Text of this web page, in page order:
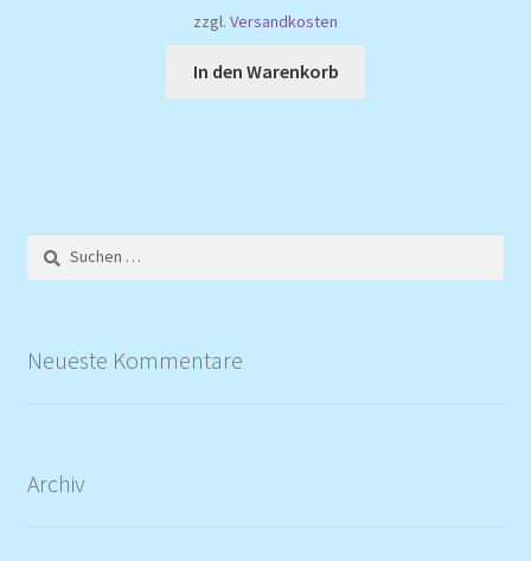
zzgl. Versandkosten
In den Warenkorb
Suchen
nach:
Neueste Kommentare
Archiv